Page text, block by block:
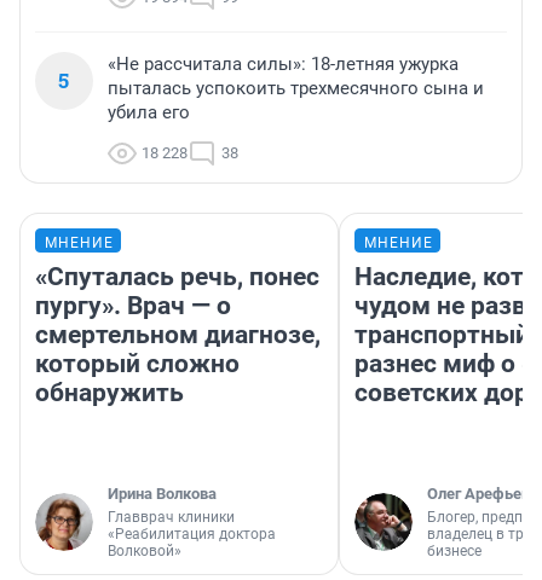
5
«Не рассчитала силы»: 18-летняя ужурка
пыталась успокоить трехмесячного сына и
убила его
18 228 38
МНЕНИЕ
«Спуталась речь, понес
пургу». Врач — о
смертельном диагнозе,
который сложно
обнаружить
Ирина Волкова
Главврач клиники
«Реабилитация доктора
Волковой»
МНЕНИЕ
Наследие,
чудом не
транспортный
разнес миф о
советских
Олег Арефьев
Блогер,
владелец в
бизнесе